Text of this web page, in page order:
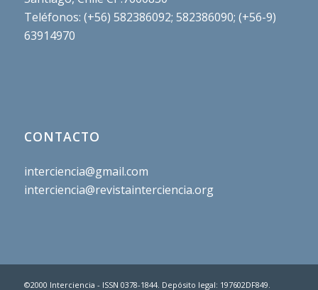
Teléfonos: (+56) 582386092; 582386090; (+56-9)
63914970
CONTACTO
interciencia@gmail.com
interciencia@revistainterciencia.org
©2000 Interciencia - ISSN 0378-1844. Depósito legal: 197602DF849.